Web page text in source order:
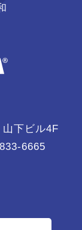
下ビル4F
6665